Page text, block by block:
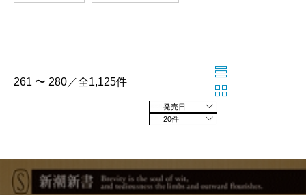
261 〜 280／全1,125件
20件